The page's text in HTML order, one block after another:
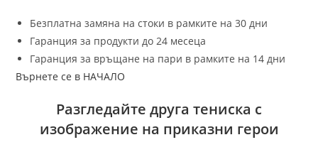
Безплатна замяна на стоки в рамките на 30 дни
Гаранция за продукти до 24 месеца
Гаранция за връщане на пари в рамките на 14 дни
Върнете се в НАЧАЛО
Разгледайте друга тениска с
изображение на приказни герои